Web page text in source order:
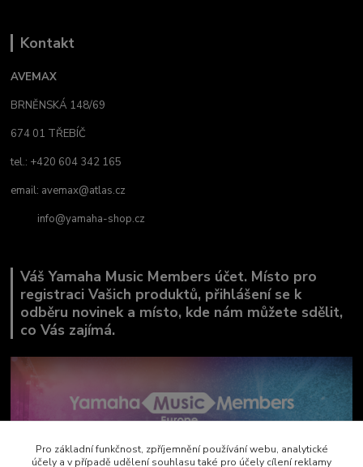
Kontakt
AVEMAX
BRNĚNSKÁ 148/69
674 01 TŘEBÍČ
tel.: +420 604 342 165
email: avemax@atlas.cz
info@yamaha-shop.cz
Váš Yamaha Music Members účet. Místo pro
registraci Vašich produktů, přihlášení se k
odběru novinek a místo, kde nám můžete sdělit,
co Vás zajímá.
Pro základní funkčnost, zpříjemnění používání webu, analytické
účely a v případě udělení souhlasu také pro účely cílení reklamy